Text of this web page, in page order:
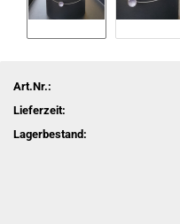
Art.Nr.:
Lieferzeit:
Lagerbestand: